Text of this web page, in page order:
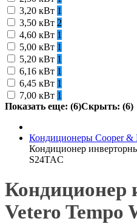
3,20 кВт 1
3,50 кВт 2
4,60 кВт 1
5,00 кВт 1
5,20 кВт 1
6,16 кВт 1
6,45 кВт 1
7,00 кВт 1
Показать еще: (6)Скрыть: (6)
Кондиционеры Cooper &
Кондиционер
S24TAC
Кондиционер
Vetero Tempo